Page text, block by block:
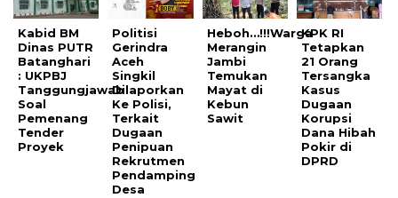
Kabid BM
Dinas PUTR
Batanghari
: UKPBJ
Tanggungjawab
Soal
Pemenang
Tender
Proyek
Politisi
Gerindra
Aceh
Singkil
Dilaporkan
Ke Polisi,
Terkait
Dugaan
Penipuan
Rekrutmen
Pendamping
Desa
Heboh…!!!Warga
Merangin
Jambi
Temukan
Mayat di
Kebun
Sawit
KPK RI
Tetapkan
21 Orang
Tersangka
Kasus
Dugaan
Korupsi
Dana Hibah
Pokir di
DPRD